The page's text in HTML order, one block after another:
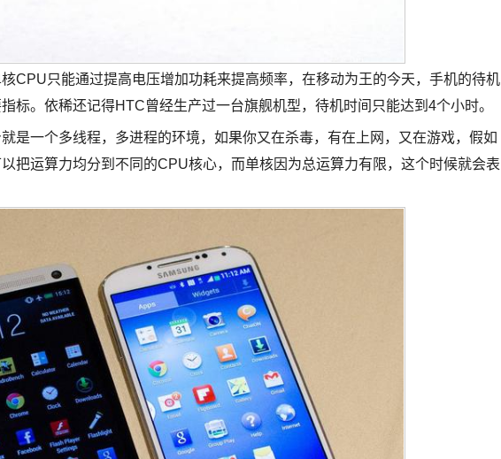
只能通过提高电压增加功耗来提高频率，在移动为王的今天，手机的待机
标。依稀还记得HTC曾经生产过一台旗舰机型，待机时间只能达到4个小时。
一个多线程，多进程的环境，如果你又在杀毒，有在上网，又在游戏，假如
把运算力均分到不同的CPU核心，而单核因为总运算力有限，这个时候就会表